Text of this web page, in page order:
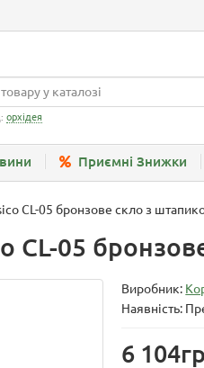
орхідея
Приємні Знижки
CL-05 бронзове скло з
CL-05
Виробник:
Наявність:
6